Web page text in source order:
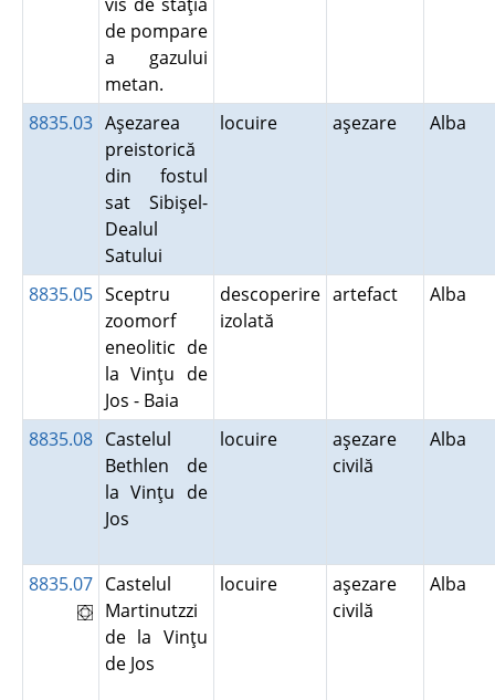
de pompare
a gazului
metan.
8835.03 Aşezarea
preistorică
din fostul
sat Sibişel-
Dealul
Satului
locuire aşezare Alba
8835.05 Sceptru
zoomorf
eneolitic de
la Vinţu de
Jos - Baia
descoperire
izolată
artefact Alba
8835.08 Castelul
Bethlen de
la Vinţu de
Jos
locuire
aşezare
civilă
Alba
8835.07 Castelul
Martinutzzi
de la Vinţu
de Jos
locuire
aşezare
civilă
Alba